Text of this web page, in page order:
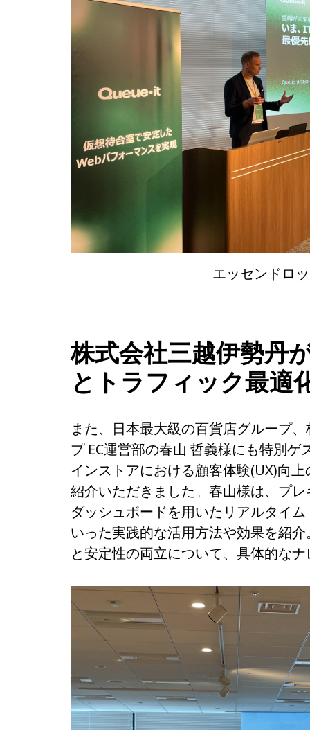
エッセンドロ
株式会社三越伊勢丹
とトラフィック最適
また、日本最大級の百貨店グループ
プ EC運営部の春山 哲義様にも特別
インストアにおける顧客体験(UX)向
紹介いただきました。春山様は、プ
ダッシュボードを用いたリアルタイ
いった実践的な活用方法や効果を紹
と安定性の両立について、具体的な